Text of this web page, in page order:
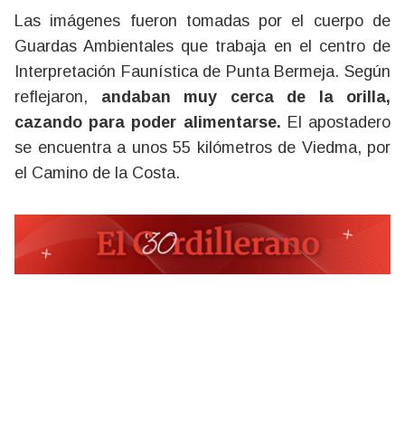
Las imágenes fueron tomadas por el cuerpo de
Guardas Ambientales que trabaja en el centro de
Interpretación Faunística de Punta Bermeja. Según
reflejaron, andaban muy cerca de la orilla,
cazando para poder alimentarse. El apostadero
se encuentra a unos 55 kilómetros de Viedma, por
el Camino de la Costa.